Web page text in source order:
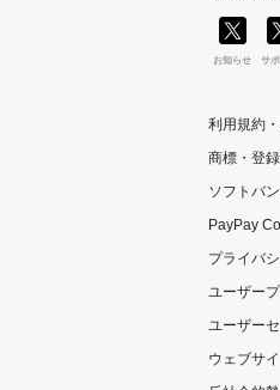
お知らせ サ
利用規約
商標・登
ソフトバ
PayPay
プライバ
ユーザー
ユーザー
ウェブサ